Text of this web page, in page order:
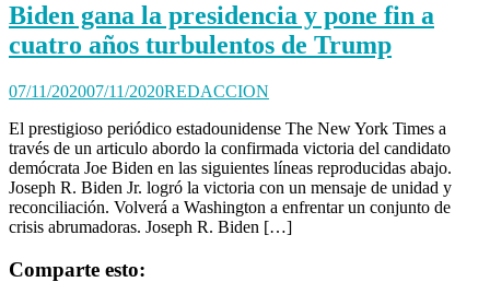
Biden gana la presidencia y pone fin a
cuatro años turbulentos de Trump
07/11/202007/11/2020REDACCION
El prestigioso periódico estadounidense The New York Times a
través de un articulo abordo la confirmada victoria del candidato
demócrata Joe Biden en las siguientes líneas reproducidas abajo.
Joseph R. Biden Jr. logró la victoria con un mensaje de unidad y
reconciliación. Volverá a Washington a enfrentar un conjunto de
crisis abrumadoras. Joseph R. Biden […]
Comparte esto: